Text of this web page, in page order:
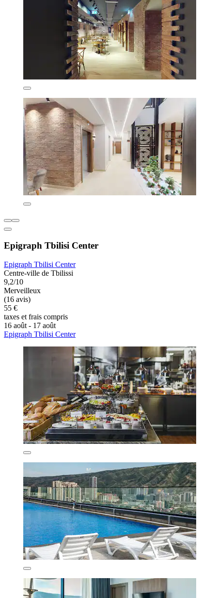
Epigraph Tbilisi Center
Epigraph Tbilisi Center
Centre-ville de Tbilissi
9,2/10
Merveilleux
(16 avis)
55 €
taxes et frais compris
16 août - 17 août
Epigraph Tbilisi Center